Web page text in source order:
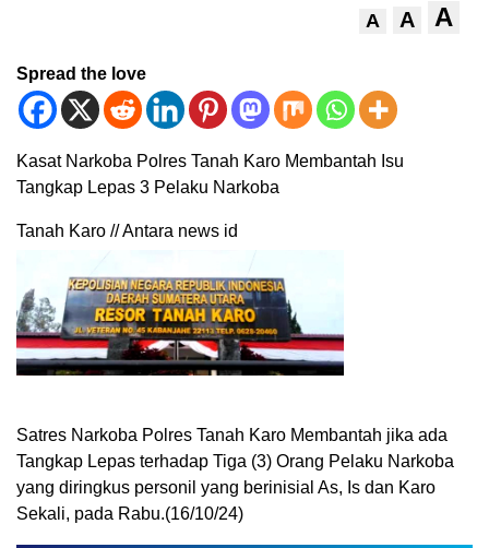
A A A
Spread the love
Kasat Narkoba Polres Tanah Karo Membantah Isu
Tangkap Lepas 3 Pelaku Narkoba
Tanah Karo // Antara news id
Satres Narkoba Polres Tanah Karo Membantah jika ada
Tangkap Lepas terhadap Tiga (3) Orang Pelaku Narkoba
yang diringkus personil yang berinisial As, Is dan Karo
Sekali, pada Rabu.(16/10/24)